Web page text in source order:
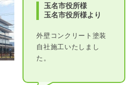
玉名市役所様
玉名市役所様より
外壁コンクリート塗装
自社施工いたしまし
た。